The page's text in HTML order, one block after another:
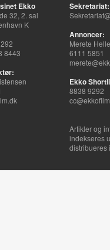
Ekko
32, 2. sal
K
8443
Sekretariat:
Annoncer:
Merete
6111 5851
Ekko
8838 9292
Artikler og
indekseres
distribueres